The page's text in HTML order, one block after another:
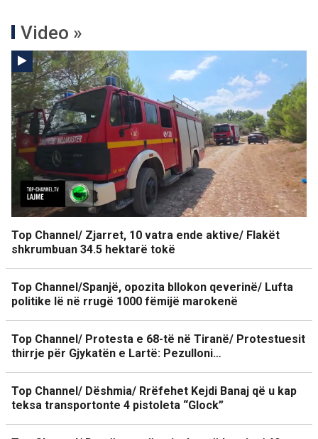
Video »
Top Channel/ Zjarret, 10 vatra ende aktive/ Flakët
shkrumbuan 34.5 hektarë tokë
Top Channel/Spanjë, opozita bllokon qeverinë/ Lufta
politike lë në rrugë 1000 fëmijë marokenë
Top Channel/ Protesta e 68-të në Tiranë/ Protestuesit
thirrje për Gjykatën e Lartë: Pezulloni…
Top Channel/ Dëshmia/ Rrëfehet Kejdi Banaj që u kap
teksa transportonte 4 pistoleta “Glock”